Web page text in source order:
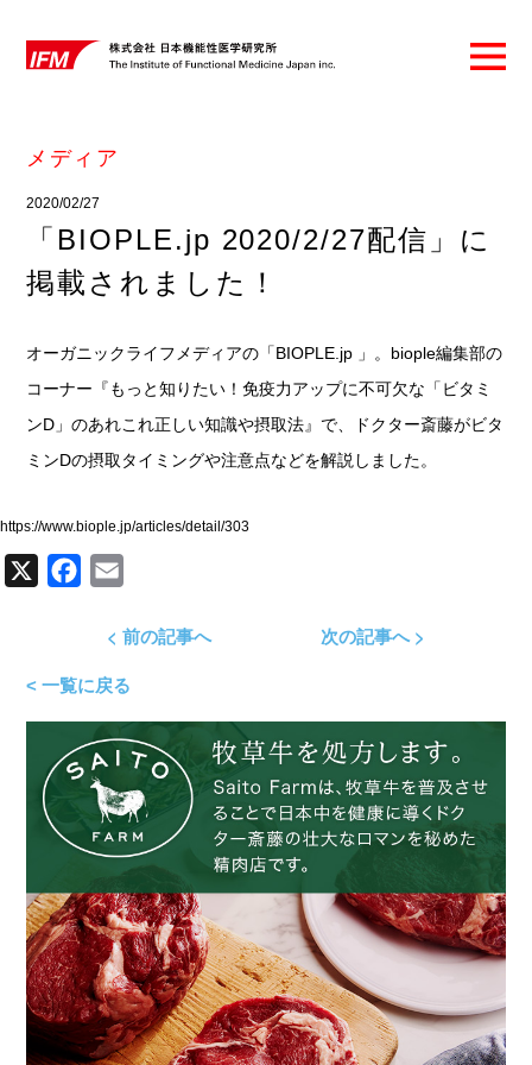
メディア
2020/02/27
「BIOPLE.jp 2020/2/27配信」に
掲載されました！
オーガニックライフメディアの「BIOPLE.jp 」。biople編集部の
コーナー『もっと知りたい！免疫力アップに不可欠な「ビタミ
ンD」のあれこれ正しい知識や摂取法』で、ドクター斎藤がビタ
ミンDの摂取タイミングや注意点などを解説しました。
https://www.biople.jp/articles/detail/303
Facebook
< 前の記事へ 次の記事へ >
< 一覧に戻る